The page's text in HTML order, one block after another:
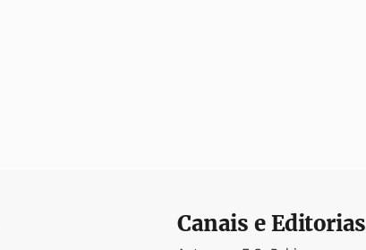
Canais e Editorias